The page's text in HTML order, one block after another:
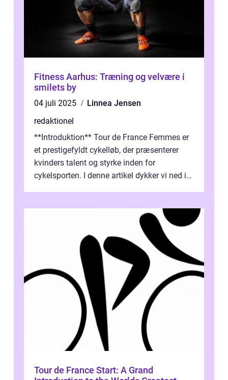
Fitness Aarhus: Træning og velvære i
smilets by
04 juli 2025
Linnea Jensen
redaktionel
**Introduktion** Tour de France Femmes er
et prestigefyldt cykelløb, der præsenterer
kvinders talent og styrke inden for
cykelsporten. I denne artikel dykker vi ned i
Tour de France Start: A Grand